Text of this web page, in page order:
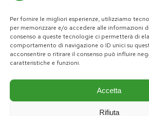
Per fornire le migliori esperienze, utilizziamo
per memorizzare e/o accedere alle informazioni
consenso a queste tecnologie ci permetterà di
comportamento di navigazione o ID unici su
acconsentire o ritirare il consenso può influire
caratteristiche e funzioni.
Accetta
Rifiuta
pd@consiglio.regione.lombardia.it
Pagine Facebook Gruppo Consiliare PD LombardiaPagina Messenger Gruppo Consiliare PD LombardiaPagina Instagram Gruppo PD LombardiaPagina Youtube Gruppo PD Lombardia